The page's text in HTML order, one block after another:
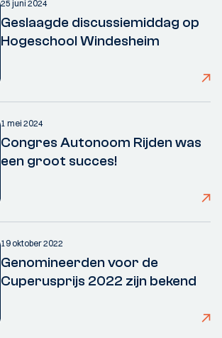
25 juni 2024
Geslaagde discussiemiddag op
Hogeschool Windesheim
1 mei 2024
Congres Autonoom Rijden was
een groot succes!
19 oktober 2022
Genomineerden voor de
Cuperusprijs 2022 zijn bekend